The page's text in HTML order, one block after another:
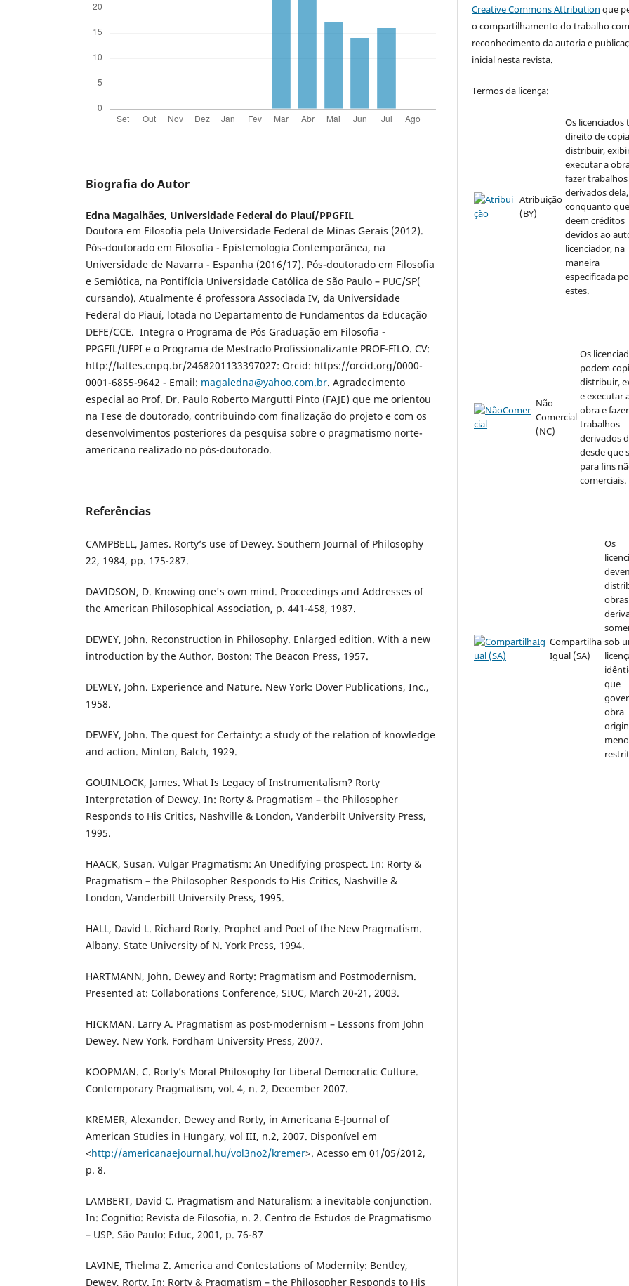
Biografia do Autor
Edna Magalhães, Universidade Federal do Piauí/PPGFIL
Doutora em Filosofia pela Universidade Federal de Minas Gerais (2012).
Pós-doutorado em Filosofia - Epistemologia Contemporânea, na
Universidade de Navarra - Espanha (2016/17). Pós-doutorado em Filosofia
e Semiótica, na Pontifícia Universidade Católica de São Paulo – PUC/SP(
cursando). Atualmente é professora Associada IV, da Universidade
Federal do Piauí, lotada no Departamento de Fundamentos da Educação
DEFE/CCE. Integra o Programa de Pós Graduação em Filosofia -
PPGFIL/UFPI e o Programa de Mestrado Profissionalizante PROF-FILO. CV:
http://lattes.cnpq.br/2468201133397027: Orcid: https://orcid.org/0000-
0001-6855-9642 - Email: magaledna@yahoo.com.br. Agradecimento
especial ao Prof. Dr. Paulo Roberto Margutti Pinto (FAJE) que me orientou
na Tese de doutorado, contribuindo com finalização do projeto e com os
desenvolvimentos posteriores da pesquisa sobre o pragmatismo norte-
americano realizado no pós-doutorado.
Referências
CAMPBELL, James. Rorty’s use of Dewey. Southern Journal of Philosophy
22, 1984, pp. 175-287.
DAVIDSON, D. Knowing one's own mind. Proceedings and Addresses of
the American Philosophical Association, p. 441-458, 1987.
DEWEY, John. Reconstruction in Philosophy. Enlarged edition. With a new
introduction by the Author. Boston: The Beacon Press, 1957.
DEWEY, John. Experience and Nature. New York: Dover Publications, Inc.,
1958.
DEWEY, John. The quest for Certainty: a study of the relation of knowledge
and action. Minton, Balch, 1929.
GOUINLOCK, James. What Is Legacy of Instrumentalism? Rorty
Interpretation of Dewey. In: Rorty & Pragmatism – the Philosopher
Responds to His Critics, Nashville & London, Vanderbilt University Press,
1995.
HAACK, Susan. Vulgar Pragmatism: An Unedifying prospect. In: Rorty &
Pragmatism – the Philosopher Responds to His Critics, Nashville &
London, Vanderbilt University Press, 1995.
HALL, David L. Richard Rorty. Prophet and Poet of the New Pragmatism.
Albany. State University of N. York Press, 1994.
HARTMANN, John. Dewey and Rorty: Pragmatism and Postmodernism.
Presented at: Collaborations Conference, SIUC, March 20-21, 2003.
HICKMAN. Larry A. Pragmatism as post-modernism – Lessons from John
Dewey. New York. Fordham University Press, 2007.
KOOPMAN. C. Rorty’s Moral Philosophy for Liberal Democratic Culture.
Contemporary Pragmatism, vol. 4, n. 2, December 2007.
KREMER, Alexander. Dewey and Rorty, in Americana E-Journal of
American Studies in Hungary, vol III, n.2, 2007. Disponível em
<http://americanaejournal.hu/vol3no2/kremer>. Acesso em 01/05/2012,
p. 8.
LAMBERT, David C. Pragmatism and Naturalism: a inevitable conjunction.
In: Cognitio: Revista de Filosofia, n. 2. Centro de Estudos de Pragmatismo
– USP. São Paulo: Educ, 2001, p. 76-87
LAVINE, Thelma Z. America and Contestations of Modernity: Bentley,
Dewey, Rorty. In: Rorty & Pragmatism – the Philosopher Responds to His
Creative Commons Attribution que
o compartilhamento do trabalho com
reconhecimento da autoria e
inicial nesta revista.
Termos da licença:
Atribuição
(BY)
Os licenciados
direito de
distribuir,
executar a
fazer trabalhos
derivados dela,
conquanto que
deem créditos
devidos ao
licenciador, na
maneira
especificada
estes.
Não
Comercial
(NC)
Os
podem
distribuir,
e executar
obra e fazer
trabalhos
derivados
desde que
para fins
comerciais.
Compartilha
Igual (SA)
Os
obras
sob
que
obra